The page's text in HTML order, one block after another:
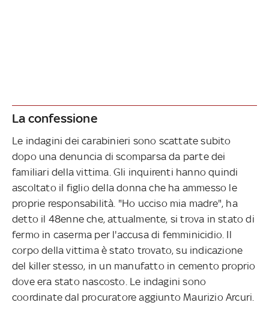
La confessione
Le indagini dei carabinieri sono scattate subito
dopo una denuncia di scomparsa da parte dei
familiari della vittima. Gli inquirenti hanno quindi
ascoltato il figlio della donna che ha ammesso le
proprie responsabilità. "Ho ucciso mia madre", ha
detto il 48enne che, attualmente, si trova in stato di
fermo in caserma per l'accusa di femminicidio. Il
corpo della vittima è stato trovato, su indicazione
del killer stesso, in un manufatto in cemento proprio
dove era stato nascosto. Le indagini sono
coordinate dal procuratore aggiunto Maurizio Arcuri.